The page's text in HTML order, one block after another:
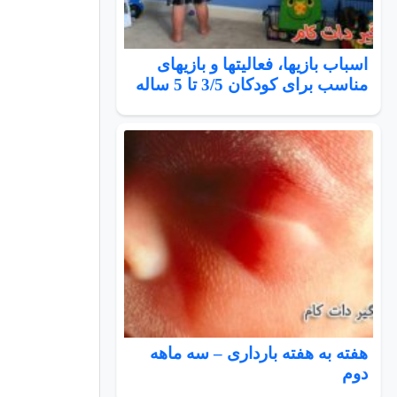
اسباب بازیها، فعالیتها و بازیهای
مناسب برای کودکان 3/5 تا 5 ساله
هفته به هفته بارداری – سه ماهه
دوم